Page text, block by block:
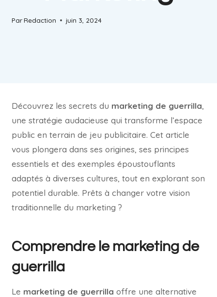
ParRedaction juin 3, 2024
Découvrez les secrets du marketing de guerrilla,
une stratégie audacieuse qui transforme l’espace
public en terrain de jeu publicitaire. Cet article
vous plongera dans ses origines, ses principes
essentiels et des exemples époustouflants
adaptés à diverses cultures, tout en explorant son
potentiel durable. Prêts à changer votre vision
traditionnelle du marketing ?
Comprendre le marketing de
guerrilla
Le marketing de guerrilla offre une alternative